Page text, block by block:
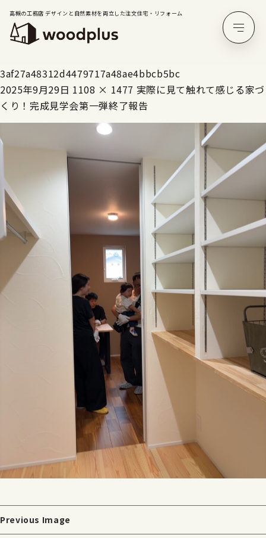
高槻の工務店 デザインと自然素材を両立した注文住宅・リフォーム
3af27a48312d4479717a48ae4bbcb5bc
2025年9月29日 1108 × 1477 実際に見て触れて感じる家づ
くり！完成見学会第一弾終了報告
Previous Image